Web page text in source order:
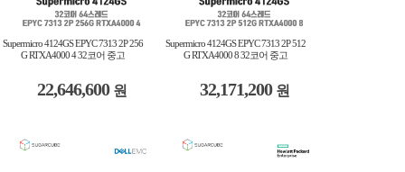
Supermicro 4124GS EPYC 7313 2P 256
G RTXA4000 4 32코어 중고
22,646,600 원
Supermicro 4124GS EPYC 7313 2P 512
G RTXA4000 8 32코어 중고
32,171,200 원